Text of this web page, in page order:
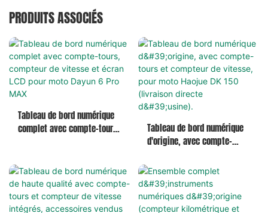
PRODUITS ASSOCIÉS
Tableau de bord numérique
complet avec compte-tours,
Pro MAX
Tableau de bord numérique
d'origine, avec compte-
vitesse, pour moto Haojue
DK 150 (livraison directe
d'usine).